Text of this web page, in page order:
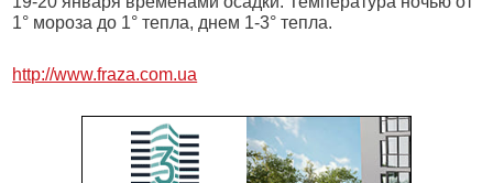
1° мороза до 1° тепла, днем 1-3° тепла.
http://www.fraza.com.ua